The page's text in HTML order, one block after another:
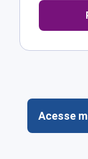
Acesse